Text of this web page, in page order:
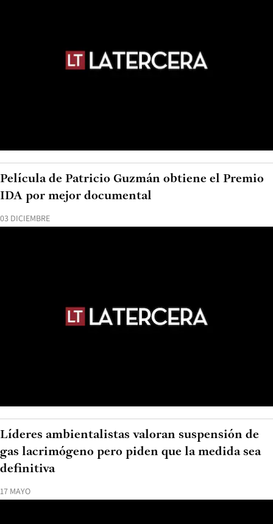
03 DICIEMBRE
Película de Patricio Guzmán obtiene el Premio
IDA por mejor documental
17 MAYO
Líderes ambientalistas valoran suspensión de
gas lacrimógeno pero piden que la medida sea
definitiva